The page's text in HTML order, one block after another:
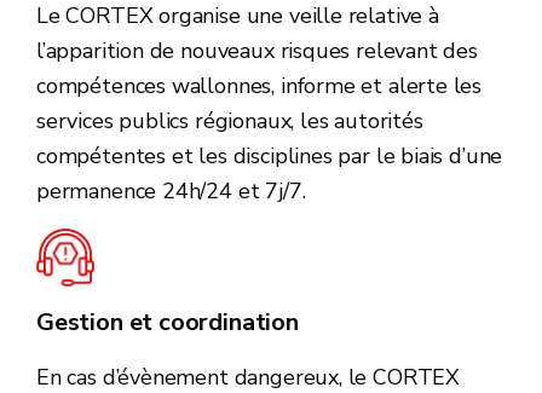
Le CORTEX organise une veille relative à
l’apparition de nouveaux risques relevant des
compétences wallonnes, informe et alerte les
services publics régionaux, les autorités
compétentes et les disciplines par le biais d’une
permanence 24h/24 et 7j/7.
Gestion et coordination
En cas d’évènement dangereux, le CORTEX